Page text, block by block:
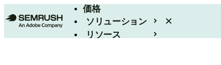
価格
ソリューション
リソース